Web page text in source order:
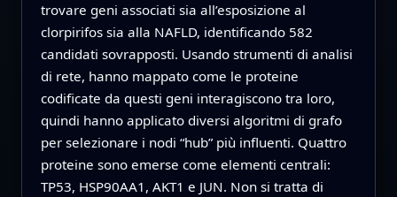
trovare geni associati sia all’esposizione al
clorpirifos sia alla NAFLD, identificando 582
candidati sovrapposti. Usando strumenti di analisi
di rete, hanno mappato come le proteine
codificate da questi geni interagiscono tra loro,
quindi hanno applicato diversi algoritmi di grafo
per selezionare i nodi “hub” più influenti. Quattro
proteine sono emerse come elementi centrali:
TP53, HSP90AA1, AKT1 e JUN. Non si tratta di